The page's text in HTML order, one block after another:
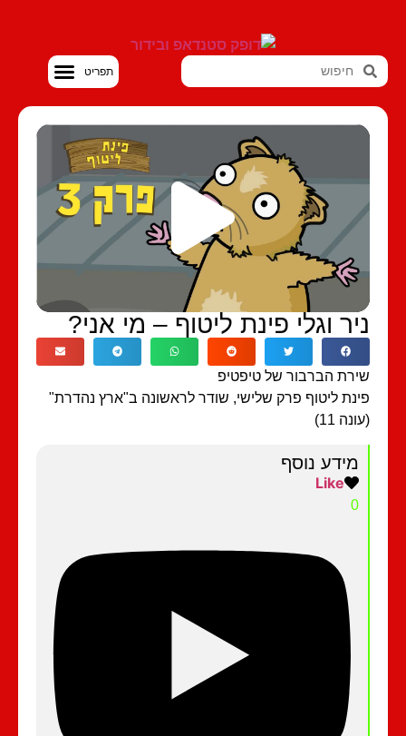
וגלי פינת ליטוף – מי אני?
הברבור של טיפטיפ
ליטוף פרק שלישי, שודר לראשונה ב"ארץ נהדרת"
מידע נוסף